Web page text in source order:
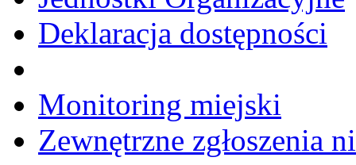
Deklaracja dostępności
Monitoring miejski
Zewnętrzne zgłoszenia